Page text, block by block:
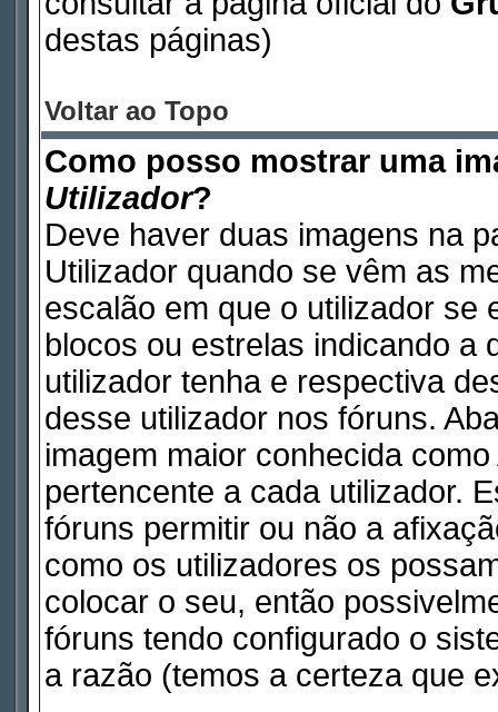
destas páginas)
Voltar ao Topo
Como posso mostrar uma
Utilizador?
Deve haver duas imagens na
Utilizador quando se vêm as
escalão em que o utilizador se
blocos ou estrelas indicando a
utilizador tenha e respectiva
desse utilizador nos fóruns.
imagem maior conhecida
pertencente a cada utilizador.
fóruns permitir ou não a
como os utilizadores os
colocar o seu, então
fóruns tendo configurado o
a razão (temos a certeza que